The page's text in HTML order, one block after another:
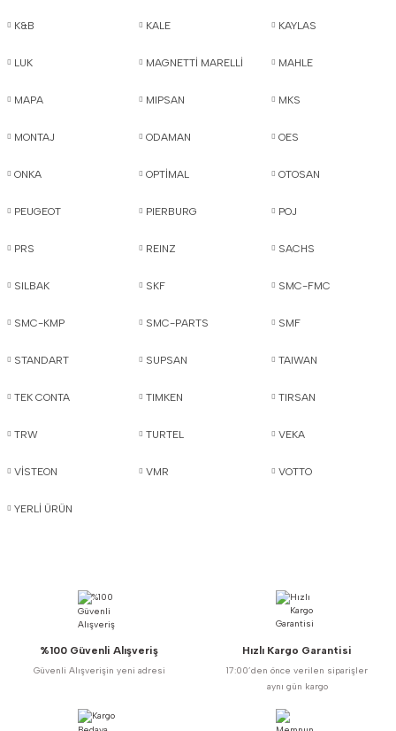
K&B KALE KAYLAS
LUK MAGNETTİ MARELLİ MAHLE
MAPA MIPSAN MKS
MONTAJ ODAMAN OES
ONKA OPTİMAL OTOSAN
PEUGEOT PIERBURG POJ
PRS REINZ SACHS
SILBAK SKF SMC-FMC
SMC-KMP SMC-PARTS SMF
STANDART SUPSAN TAIWAN
TEK CONTA TIMKEN TIRSAN
TRW TURTEL VEKA
VİSTEON VMR VOTTO
YERLİ ÜRÜN
%100 Güvenli Alışveriş
Güvenli Alışverişin yeni adresi
Hızlı Kargo Garantisi
17:00’den önce verilen siparişler
aynı gün kargo